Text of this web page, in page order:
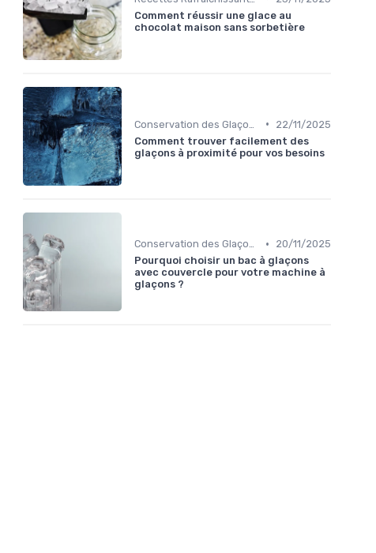
Comment réussir une glace au
chocolat maison sans sorbetière
•
22/11/2025
Comment trouver facilement des
glaçons à proximité pour vos besoins
Conservation des Glaçons •
20/11/2025
Pourquoi choisir un bac à glaçons
avec couvercle pour votre machine à
glaçons ?